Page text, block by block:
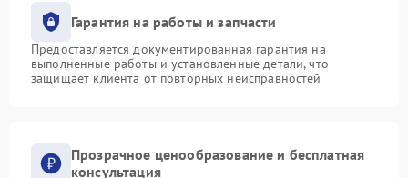
Гарантия на работы и запчасти
Предоставляется документированная гарантия на
выполненные работы и установленные детали, что
защищает клиента от повторных неисправностей
Прозрачное ценообразование и бесплатная
консультация